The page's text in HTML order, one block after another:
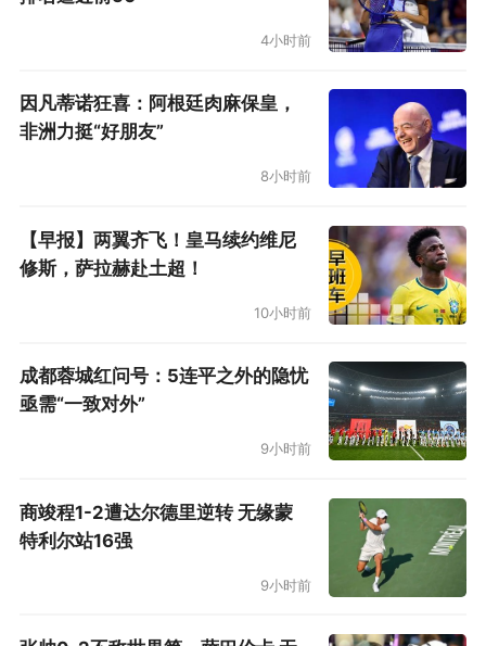
4小时前
因凡蒂诺狂喜：阿根廷肉麻保皇，
非洲力挺“好朋友”
8小时前
【早报】两翼齐飞！皇马续约维尼
修斯，萨拉赫赴土超！
10小时前
成都蓉城红问号：5连平之外的隐忧
亟需“一致对外”
9小时前
商竣程1-2遭达尔德里逆转 无缘蒙
特利尔站16强
9小时前